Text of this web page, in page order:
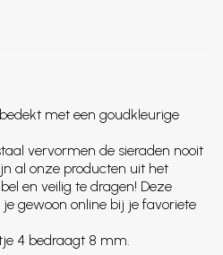
met een goudkleurige
vervormen de sieraden nooit
al onze producten uit het
en veilig te dragen! Deze
gewoon online bij je favoriete
4 bedraagt 8 mm.